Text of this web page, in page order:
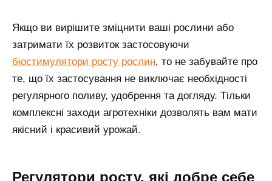
Якщо ви вирішите зміцнити ваші рослини або
затримати їх розвиток застосовуючи
біостимулятори росту рослин, то не забувайте про
те, що їх застосування не виключає необхідності
регулярного поливу, удобрення та догляду. Тільки
комплексні заходи агротехніки дозволять вам мати
якісний і красивий урожай.
Регулятори росту, які добре себе